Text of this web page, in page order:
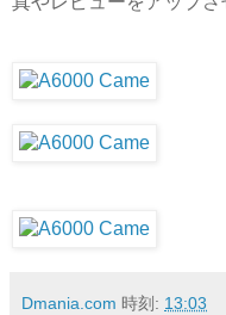
Dmania.com 時刻: 13:03